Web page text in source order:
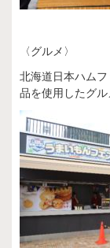
〈グルメ〉
北海道日本ハム
品を使用したグル